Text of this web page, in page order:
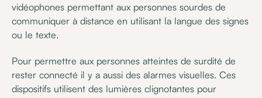
vidéophones permettant aux personnes sourdes de
communiquer à distance en utilisant la langue des signes
ou le texte.
Pour permettre aux personnes atteintes de surdité de
rester connecté il y a aussi des alarmes visuelles. Ces
dispositifs utilisent des lumières clignotantes pour